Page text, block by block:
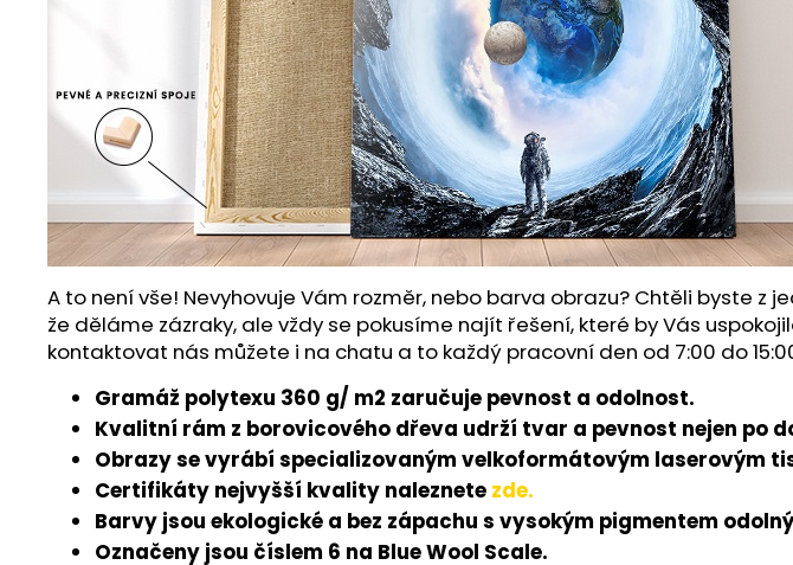
A to není vše! Nevyhovuje Vám rozměr, nebo barva obrazu? Chtěli byste
že děláme zázraky, ale vždy se pokusíme najít řešení, které by Vás
kontaktovat nás můžete i na chatu a to každý pracovní den od 7:00 do
Gramáž polytexu 360 g/ m2 zaručuje pevnost a odolnost.
Kvalitní rám z borovicového dřeva udrží tvar a pevnost nejen po
Obrazy se vyrábí specializovaným velkoformátovým laserovým
Certifikáty nejvyšší kvality naleznete zde.
Barvy jsou ekologické a bez zápachu s vysokým pigmentem
Označeny jsou číslem 6 na Blue Wool Scale.